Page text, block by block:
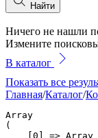
Найти
Ничего не нашли
Измените
В каталог
Показать все
Главная/Каталог/
Array
(
    [0] => Array